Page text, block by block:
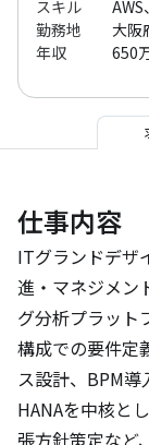
スキル
勤務地
大阪
年収
650
仕事内容
ITグランドデザ
進・マネジメン
グ分析プラット
構成での要件定
ス設計、BPM導
HANAを中核と
張方針策定など